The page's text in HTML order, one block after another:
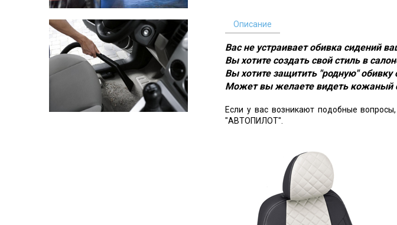
Описание
Вас не устраивает обивка сидений
Вы хотите создать свой стиль в
Вы хотите защитить "родную" обивку
Может вы желаете видеть кожаный
Если у вас возникают подобные
"АВТОПИЛОТ".